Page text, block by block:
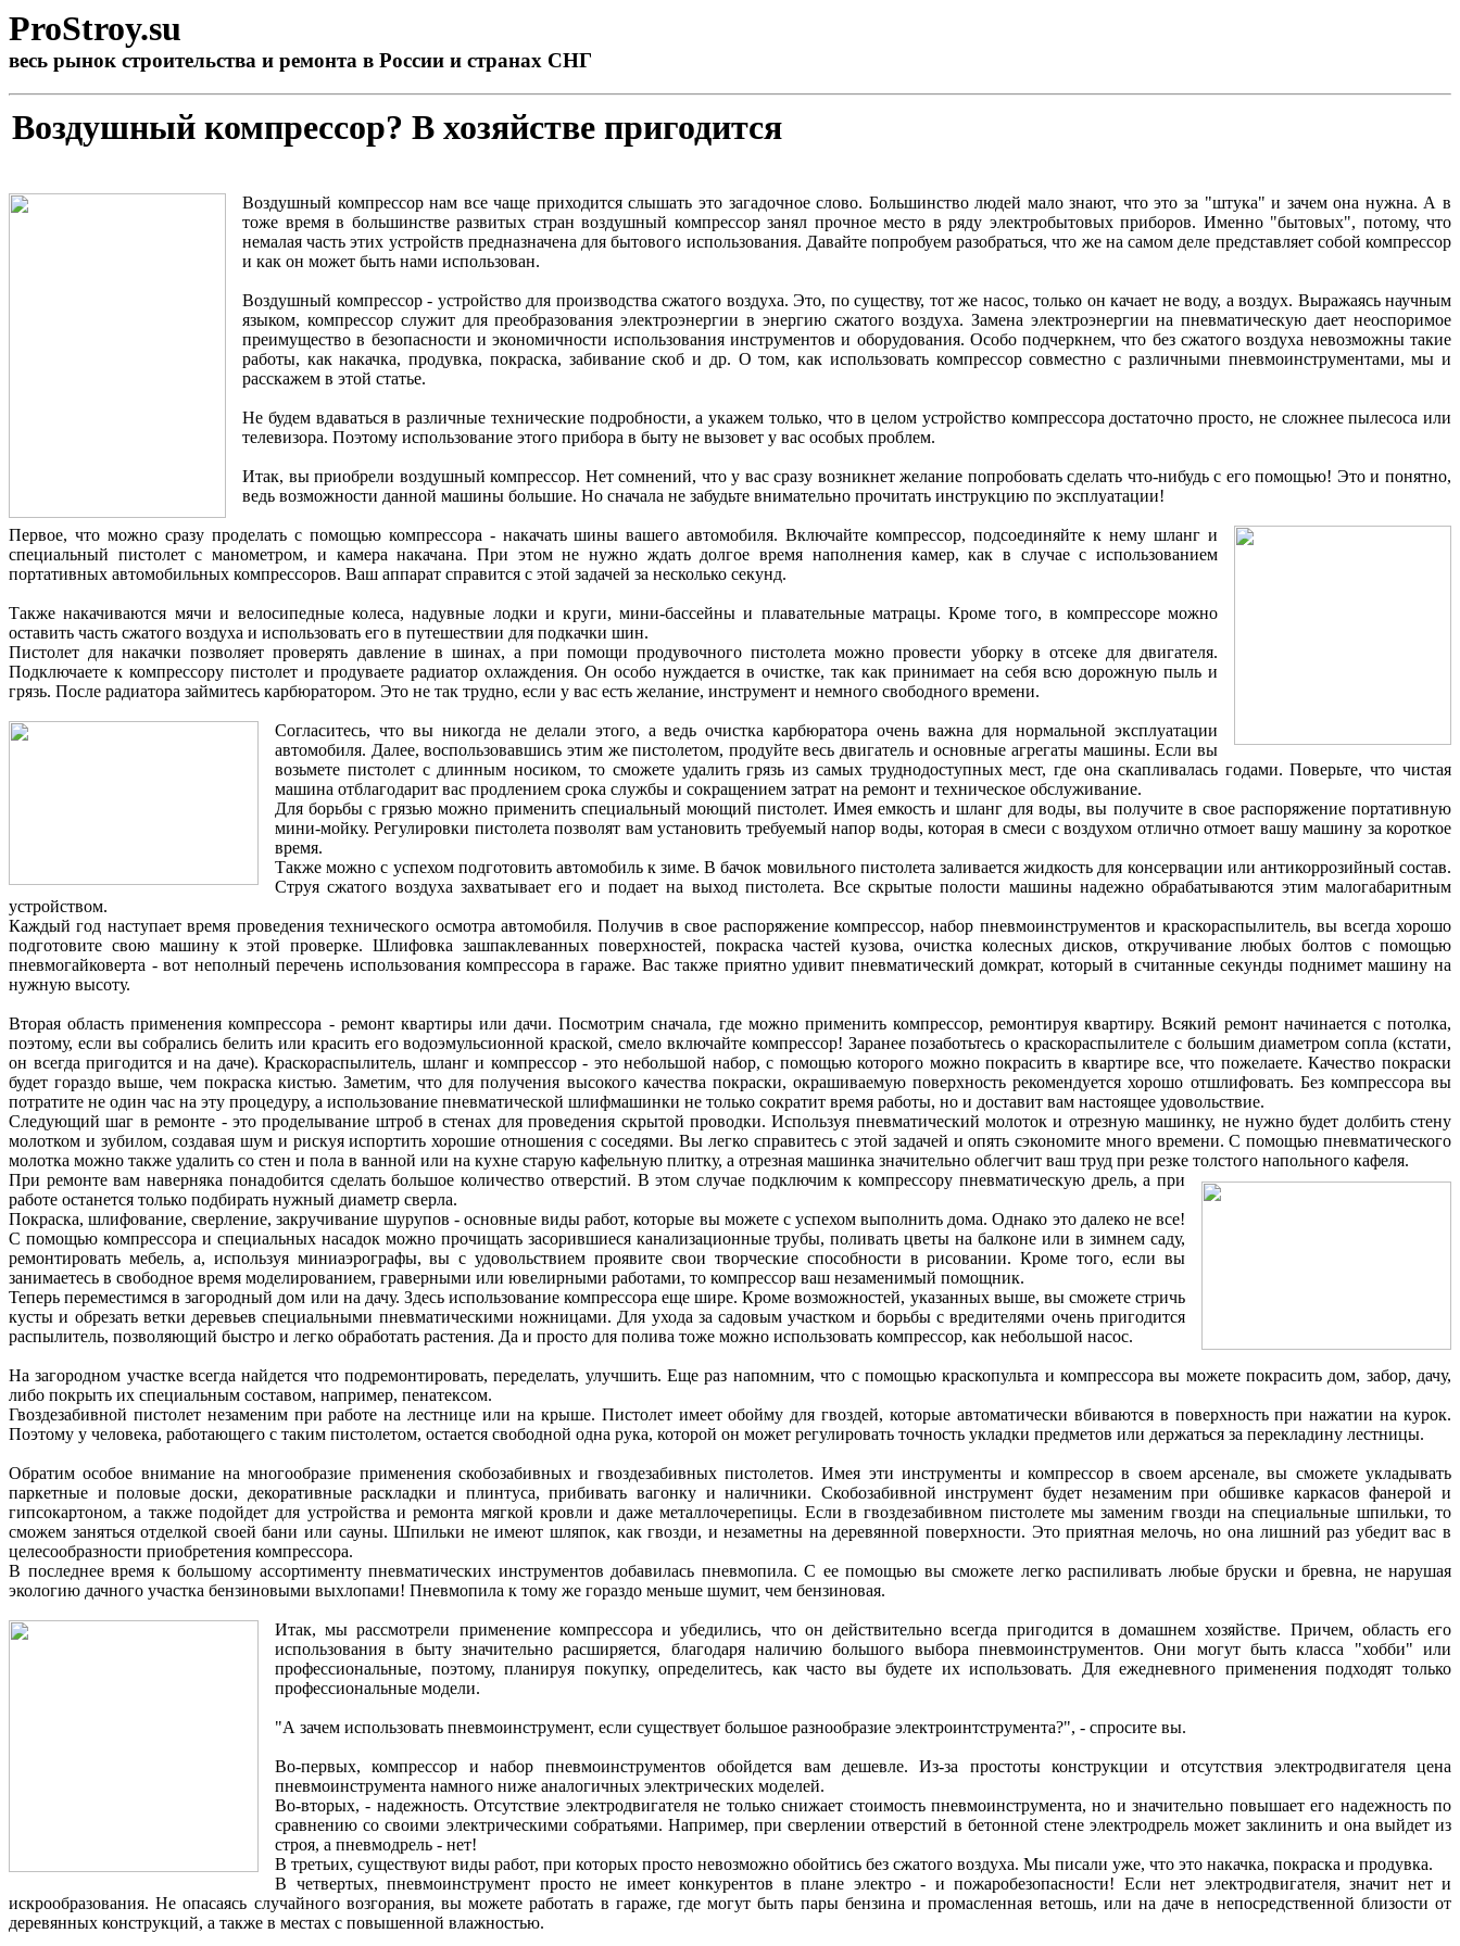
ProStroy.su
весь рынок строительства и ремонта в России и странах СНГ
Воздушный компрессор? В хозяйстве пригодится
Воздушный компрессор нам все чаще приходится слышать это загадочное слово. Большинство людей мало знают, что это за "штука" и зачем она нужна. А в
тоже время в большинстве развитых стран воздушный компрессор занял прочное место в ряду электробытовых приборов. Именно "бытовых", потому, что
немалая часть этих устройств предназначена для бытового использования. Давайте попробуем разобраться, что же на самом деле представляет собой компрессор
и как он может быть нами использован.
Воздушный компрессор - устройство для производства сжатого воздуха. Это, по существу, тот же насос, только он качает не воду, а воздух. Выражаясь научным
языком, компрессор служит для преобразования электроэнергии в энергию сжатого воздуха. Замена электроэнергии на пневматическую дает неоспоримое
преимущество в безопасности и экономичности использования инструментов и оборудования. Особо подчеркнем, что без сжатого воздуха невозможны такие
работы, как накачка, продувка, покраска, забивание скоб и др. О том, как использовать компрессор совместно с различными пневмоинструментами, мы и
расскажем в этой статье.
Не будем вдаваться в различные технические подробности, а укажем только, что в целом устройство компрессора достаточно просто, не сложнее пылесоса или
телевизора. Поэтому использование этого прибора в быту не вызовет у вас особых проблем.
Итак, вы приобрели воздушный компрессор. Нет сомнений, что у вас сразу возникнет желание попробовать сделать что-нибудь с его помощью! Это и понятно,
ведь возможности данной машины большие. Но сначала не забудьте внимательно прочитать инструкцию по эксплуатации!
Первое, что можно сразу проделать с помощью компрессора - накачать шины вашего автомобиля. Включайте компрессор, подсоединяйте к нему шланг и
специальный пистолет с манометром, и камера накачана. При этом не нужно ждать долгое время наполнения камер, как в случае с использованием
портативных автомобильных компрессоров. Ваш аппарат справится с этой задачей за несколько секунд.
Также накачиваются мячи и велосипедные колеса, надувные лодки и круги, мини-бассейны и плавательные матрацы. Кроме того, в компрессоре можно
оставить часть сжатого воздуха и использовать его в путешествии для подкачки шин.
Пистолет для накачки позволяет проверять давление в шинах, а при помощи продувочного пистолета можно провести уборку в отсеке для двигателя.
Подключаете к компрессору пистолет и продуваете радиатор охлаждения. Он особо нуждается в очистке, так как принимает на себя всю дорожную пыль и
грязь. После радиатора займитесь карбюратором. Это не так трудно, если у вас есть желание, инструмент и немного свободного времени.
Согласитесь, что вы никогда не делали этого, а ведь очистка карбюратора очень важна для нормальной эксплуатации
автомобиля. Далее, воспользовавшись этим же пистолетом, продуйте весь двигатель и основные агрегаты машины. Если вы
возьмете пистолет с длинным носиком, то сможете удалить грязь из самых труднодоступных мест, где она скапливалась годами. Поверьте, что чистая
машина отблагодарит вас продлением срока службы и сокращением затрат на ремонт и техническое обслуживание.
Для борьбы с грязью можно применить специальный моющий пистолет. Имея емкость и шланг для воды, вы получите в свое распоряжение портативную
мини-мойку. Регулировки пистолета позволят вам установить требуемый напор воды, которая в смеси с воздухом отлично отмоет вашу машину за короткое
время.
Также можно с успехом подготовить автомобиль к зиме. В бачок мовильного пистолета заливается жидкость для консервации или антикоррозийный состав.
Струя сжатого воздуха захватывает его и подает на выход пистолета. Все скрытые полости машины надежно обрабатываются этим малогабаритным
устройством.
Каждый год наступает время проведения технического осмотра автомобиля. Получив в свое распоряжение компрессор, набор пневмоинструментов и краскораспылитель, вы всегда хорошо
подготовите свою машину к этой проверке. Шлифовка зашпаклеванных поверхностей, покраска частей кузова, очистка колесных дисков, откручивание любых болтов с помощью
пневмогайковерта - вот неполный перечень использования компрессора в гараже. Вас также приятно удивит пневматический домкрат, который в считанные секунды поднимет машину на
нужную высоту.
Вторая область применения компрессора - ремонт квартиры или дачи. Посмотрим сначала, где можно применить компрессор, ремонтируя квартиру. Всякий ремонт начинается с потолка,
поэтому, если вы собрались белить или красить его водоэмульсионной краской, смело включайте компрессор! Заранее позаботьтесь о краскораспылителе с большим диаметром сопла (кстати,
он всегда пригодится и на даче). Краскораспылитель, шланг и компрессор - это небольшой набор, с помощью которого можно покрасить в квартире все, что пожелаете. Качество покраски
будет гораздо выше, чем покраска кистью. Заметим, что для получения высокого качества покраски, окрашиваемую поверхность рекомендуется хорошо отшлифовать. Без компрессора вы
потратите не один час на эту процедуру, а использование пневматической шлифмашинки не только сократит время работы, но и доставит вам настоящее удовольствие.
Следующий шаг в ремонте - это проделывание штроб в стенах для проведения скрытой проводки. Используя пневматический молоток и отрезную машинку, не нужно будет долбить стену
молотком и зубилом, создавая шум и рискуя испортить хорошие отношения с соседями. Вы легко справитесь с этой задачей и опять сэкономите много времени. С помощью пневматического
молотка можно также удалить со стен и пола в ванной или на кухне старую кафельную плитку, а отрезная машинка значительно облегчит ваш труд при резке толстого напольного кафеля.
При ремонте вам наверняка понадобится сделать большое количество отверстий. В этом случае подключим к компрессору пневматическую дрель, а при
работе останется только подбирать нужный диаметр сверла.
Покраска, шлифование, сверление, закручивание шурупов - основные виды работ, которые вы можете с успехом выполнить дома. Однако это далеко не все!
С помощью компрессора и специальных насадок можно прочищать засорившиеся канализационные трубы, поливать цветы на балконе или в зимнем саду,
ремонтировать мебель, а, используя миниаэрографы, вы с удовольствием проявите свои творческие способности в рисовании. Кроме того, если вы
занимаетесь в свободное время моделированием, граверными или ювелирными работами, то компрессор ваш незаменимый помощник.
Теперь переместимся в загородный дом или на дачу. Здесь использование компрессора еще шире. Кроме возможностей, указанных выше, вы сможете стричь
кусты и обрезать ветки деревьев специальными пневматическими ножницами. Для ухода за садовым участком и борьбы с вредителями очень пригодится
распылитель, позволяющий быстро и легко обработать растения. Да и просто для полива тоже можно использовать компрессор, как небольшой насос.
На загородном участке всегда найдется что подремонтировать, переделать, улучшить. Еще раз напомним, что с помощью краскопульта и компрессора вы можете покрасить дом, забор, дачу,
либо покрыть их специальным составом, например, пенатексом.
Гвоздезабивной пистолет незаменим при работе на лестнице или на крыше. Пистолет имеет обойму для гвоздей, которые автоматически вбиваются в поверхность при нажатии на курок.
Поэтому у человека, работающего с таким пистолетом, остается свободной одна рука, которой он может регулировать точность укладки предметов или держаться за перекладину лестницы.
Обратим особое внимание на многообразие применения скобозабивных и гвоздезабивных пистолетов. Имея эти инструменты и компрессор в своем арсенале, вы сможете укладывать
паркетные и половые доски, декоративные раскладки и плинтуса, прибивать вагонку и наличники. Скобозабивной инструмент будет незаменим при обшивке каркасов фанерой и
гипсокартоном, а также подойдет для устройства и ремонта мягкой кровли и даже металлочерепицы. Если в гвоздезабивном пистолете мы заменим гвозди на специальные шпильки, то
сможем заняться отделкой своей бани или сауны. Шпильки не имеют шляпок, как гвозди, и незаметны на деревянной поверхности. Это приятная мелочь, но она лишний раз убедит вас в
целесообразности приобретения компрессора.
В последнее время к большому ассортименту пневматических инструментов добавилась пневмопила. С ее помощью вы сможете легко распиливать любые бруски и бревна, не нарушая
экологию дачного участка бензиновыми выхлопами! Пневмопила к тому же гораздо меньше шумит, чем бензиновая.
Итак, мы рассмотрели применение компрессора и убедились, что он действительно всегда пригодится в домашнем хозяйстве. Причем, область его
использования в быту значительно расширяется, благодаря наличию большого выбора пневмоинструментов. Они могут быть класса "хобби" или
профессиональные, поэтому, планируя покупку, определитесь, как часто вы будете их использовать. Для ежедневного применения подходят только
профессиональные модели.
"А зачем использовать пневмоинструмент, если существует большое разнообразие электроинтструмента?", - спросите вы.
Во-первых, компрессор и набор пневмоинструментов обойдется вам дешевле. Из-за простоты конструкции и отсутствия электродвигателя цена
пневмоинструмента намного ниже аналогичных электрических моделей.
Во-вторых, - надежность. Отсутствие электродвигателя не только снижает стоимость пневмоинструмента, но и значительно повышает его надежность по
сравнению со своими электрическими собратьями. Например, при сверлении отверстий в бетонной стене электродрель может заклинить и она выйдет из
строя, а пневмодрель - нет!
В третьих, существуют виды работ, при которых просто невозможно обойтись без сжатого воздуха. Мы писали уже, что это накачка, покраска и продувка.
В четвертых, пневмоинструмент просто не имеет конкурентов в плане электро - и пожаробезопасности! Если нет электродвигателя, значит нет и
искрообразования. Не опасаясь случайного возгорания, вы можете работать в гараже, где могут быть пары бензина и промасленная ветошь, или на даче в непосредственной близости от
деревянных конструкций, а также в местах с повышенной влажностью.